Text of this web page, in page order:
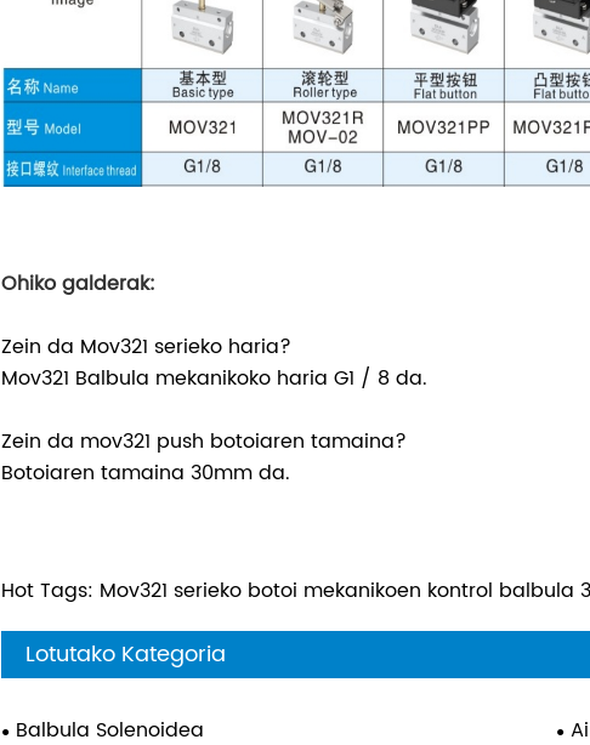
Ohiko galderak:
Zein da Mov321 serieko haria?
Mov321 Balbula mekanikoko haria G1 / 8 da.
Zein da mov321 push botoiaren tamaina?
Botoiaren tamaina 30mm da.
Hot Tags: Mov321 serieko botoi mekanikoen kontrol
Lotutako Kategoria
Balbula Solenoidea